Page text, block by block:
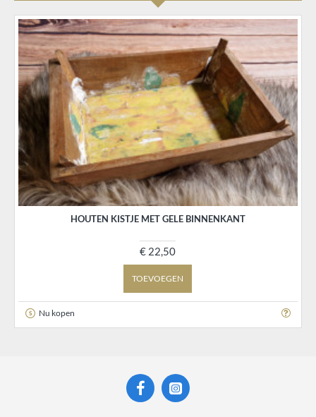
HOUTEN KISTJE MET GELE BINNENKANT
€ 22,50
TOEVOEGEN
Nu kopen